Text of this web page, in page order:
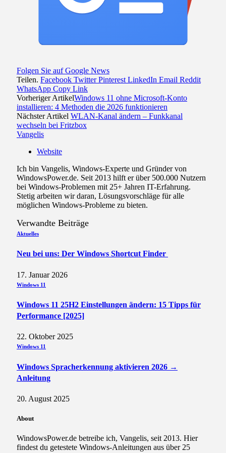
Folgen Sie auf Google News
Teilen. Facebook Twitter Pinterest LinkedIn Email Reddit
WhatsApp Copy Link
Vorheriger ArtikelWindows 11 ohne Microsoft-Konto
installieren: 4 Methoden die 2026 funktionieren
Nächster Artikel WLAN-Kanal ändern – Funkkanal
wechseln bei Fritzbox
Vangelis
Website
Ich bin Vangelis, Windows-Experte und Gründer von
WindowsPower.de. Seit 2013 hilft er über 500.000 Nutzern
bei Windows-Problemen mit 25+ Jahren IT-Erfahrung.
Stetig arbeiten wir daran, Lösungsvorschläge für alle
möglichen Windows-Probleme zu bieten.
Verwandte Beiträge
Aktuelles
Neu bei uns: Der Windows Shortcut Finder
17. Januar 2026
Windows 11
Windows 11 25H2 Einstellungen ändern: 15 Tipps für
Performance [2025]
22. Oktober 2025
Windows 11
Windows Spracherkennung aktivieren 2026 →
Anleitung
20. August 2025
About
WindowsPower.de betreibe ich, Vangelis, seit 2013. Hier
findest du getestete Windows-Anleitungen aus über 25